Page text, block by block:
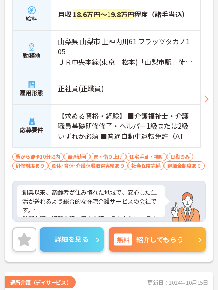
給料 月収 18.6万円～19.8万円程度（諸手当込）
勤務地
山梨県 山梨市 上神内川61 フラッツタカノ1
05
ＪＲ中央本線(東京－松本)「山梨市駅」徒歩
4分
雇用形態 正社員(正職員)
応募要件
【求める資格・経験】 ■介護福祉士・介護
職員基礎研修修了・ヘルパー1級または2級
いずれか必須 ■普通自動車運転免許（AT限
定可）
駅から徒歩10分以内 車通勤可 寮・借り上げ 住宅手当・補助
日勤のみ
研修制度あり
産休･育休･介護休暇取得実績あり 社会保険完備 退職金制度あり
創業以来、高齢者が住み慣れた地域で、安心した生
活が送れるよう総合的な在宅介護サービスの会社で
す。
訪問介護、通所介護、居宅介護支援を中心に、福祉
用具、訪問入浴、小規模多機能型居宅介護等、幅広
いサービスを提供することで利用者様だけでなく、
社員もイキイキと出来る会社を目指し甲府エリアを
中心に現在も成長し続けています。
詳細を見る 無料 紹介してもらう
通所介護（デイサービス） 更新日：2024年10月15日